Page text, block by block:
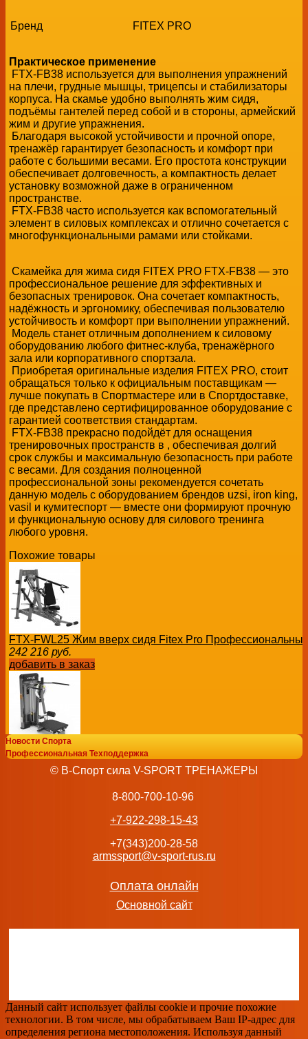
Бренд FITEX PRO
Практическое применение
FTX-FB38 используется для выполнения упражнений
на плечи, грудные мышцы, трицепсы и стабилизаторы
корпуса. На скамье удобно выполнять жим сидя,
подъёмы гантелей перед собой и в стороны, армейский
жим и другие упражнения.
Благодаря высокой устойчивости и прочной опоре,
тренажёр гарантирует безопасность и комфорт при
работе с большими весами. Его простота конструкции
обеспечивает долговечность, а компактность делает
установку возможной даже в ограниченном
пространстве.
FTX-FB38 часто используется как вспомогательный
элемент в силовых комплексах и отлично сочетается с
многофункциональными рамами или стойками.
Скамейка для жима сидя FITEX PRO FTX-FB38 — это
профессиональное решение для эффективных и
безопасных тренировок. Она сочетает компактность,
надёжность и эргономику, обеспечивая пользователю
устойчивость и комфорт при выполнении упражнений.
Модель станет отличным дополнением к силовому
оборудованию любого фитнес-клуба, тренажёрного
зала или корпоративного спортзала.
Приобретая оригинальные изделия FITEX PRO, стоит
обращаться только к официальным поставщикам —
лучше покупать в Спортмастере или в Спортдоставке,
где представлено сертифицированное оборудование с
гарантией соответствия стандартам.
FTX-FB38 прекрасно подойдёт для оснащения
тренировочных пространств в , обеспечивая долгий
срок службы и максимальную безопасность при работе
с весами. Для создания полноценной
профессиональной зоны рекомендуется сочетать
данную модель с оборудованием брендов uzsi, iron king,
vasil и кумитеспорт — вместе они формируют прочную
и функциональную основу для силового тренинга
любого уровня.
Похожие товары
FTX-FWL25 Жим вверх сидя Fitex Pro
242 216 руб.
добавить в заказ
FTX-61F20 Тренажер для ягодичных, прив.-отв. мышц
Профессиональный силовой тренажер
руб.
тренажер
133 042 руб.
добавить в заказ
Новости Спорта
Профессиональная Техподдержка
© В-Спорт сила V-SPORT ТРЕНАЖЕРЫ
8-800-700-10-96
+7-922-298-15-43
+7(343)200-28-58
armssport@v-sport-rus.ru
Оплата онлайн
Основной сайт
Данный сайт использует файлы cookie и прочие похожие
технологии. В том числе, мы обрабатываем Ваш IP-адрес для
определения региона местоположения. Используя данный